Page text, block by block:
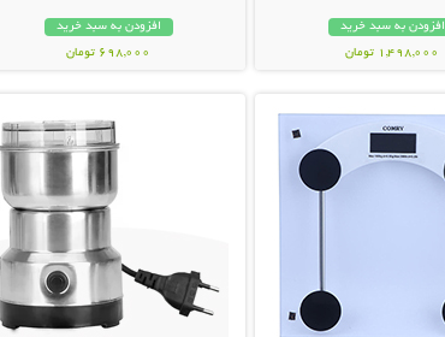
افزودن به سبد خرید
1,498,000 تومان
افزودن به سبد خرید
698,000 تومان